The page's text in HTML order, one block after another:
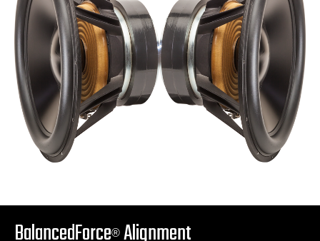
BalancedForce® Alignment